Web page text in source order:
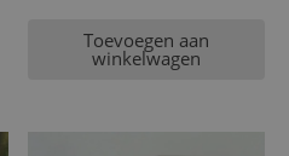
Toevoegen aan
winkelwagen